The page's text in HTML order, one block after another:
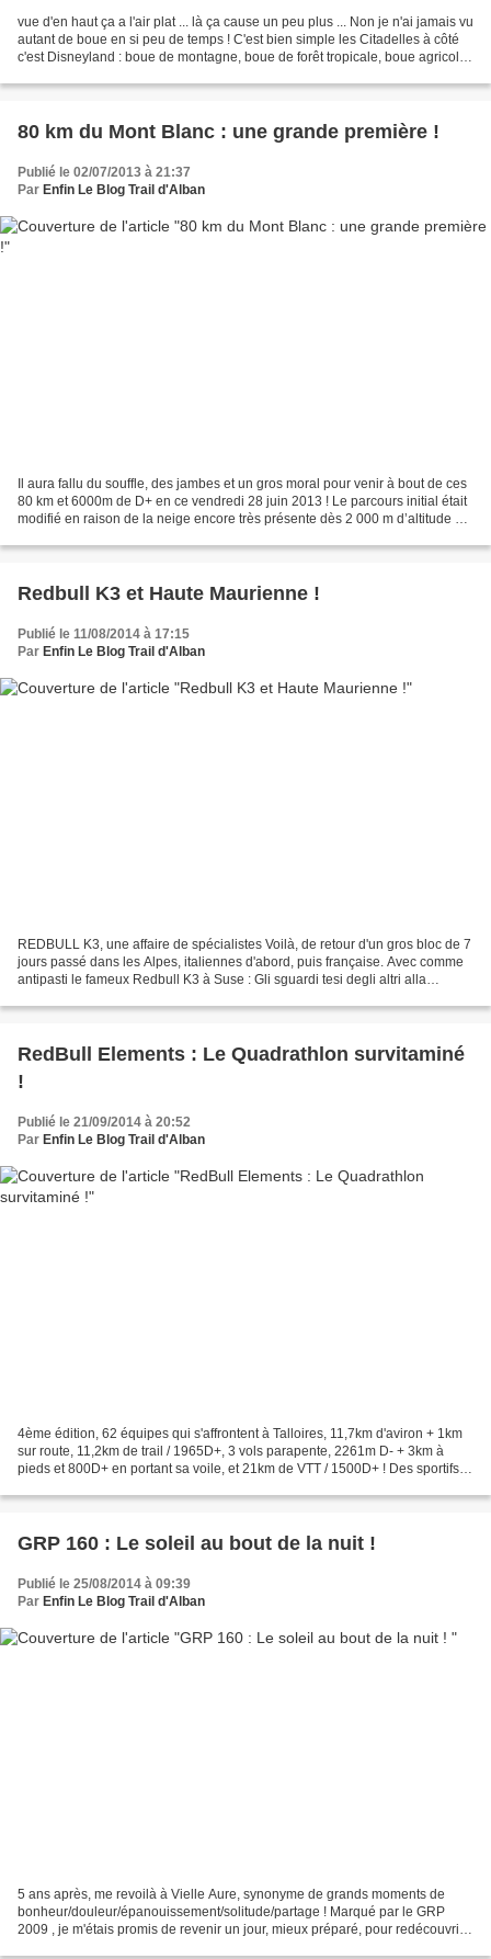
vue d'en haut ça a l'air plat ... là ça cause un peu plus ... Non je n'ai jamais vu
autant de boue en si peu de temps ! C'est bien simple les Citadelles à côté
c'est Disneyland : boue de montagne, boue de forêt tropicale, boue agricole,
80 km du Mont Blanc : une grande première !
Publié le 02/07/2013 à 21:37
Par Enfin Le Blog Trail d'Alban
Il aura fallu du souffle, des jambes et un gros moral pour venir à bout de ces
80 km et 6000m de D+ en ce vendredi 28 juin 2013 ! Le parcours initial était
modifié en raison de la neige encore très présente dès 2 000 m d’altitude en
Redbull K3 et Haute Maurienne !
Publié le 11/08/2014 à 17:15
Par Enfin Le Blog Trail d'Alban
REDBULL K3, une affaire de spécialistes Voilà, de retour d'un gros bloc de 7
jours passé dans les Alpes, italiennes d'abord, puis française. Avec comme
antipasti le fameux Redbull K3 à Suse : Gli sguardi tesi degli altri alla
RedBull Elements : Le Quadrathlon survitaminé
!
Publié le 21/09/2014 à 20:52
Par Enfin Le Blog Trail d'Alban
4ème édition, 62 équipes qui s'affrontent à Talloires, 11,7km d'aviron + 1km
sur route, 11,2km de trail / 1965D+, 3 vols parapente, 2261m D- + 3km à
pieds et 800D+ en portant sa voile, et 21km de VTT / 1500D+ ! Des sportifs
GRP 160 : Le soleil au bout de la nuit !
Publié le 25/08/2014 à 09:39
Par Enfin Le Blog Trail d'Alban
5 ans après, me revoilà à Vielle Aure, synonyme de grands moments de
bonheur/douleur/épanouissement/solitude/partage ! Marqué par le GRP
2009 , je m'étais promis de revenir un jour, mieux préparé, pour redécouvrir